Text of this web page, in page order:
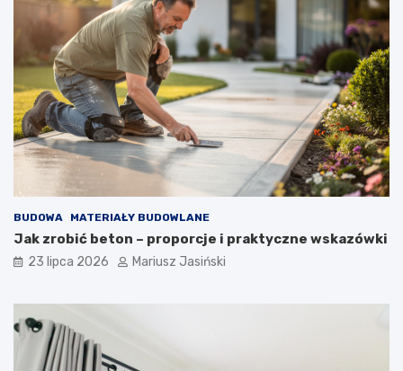
BUDOWA MATERIAŁY BUDOWLANE
Jak zrobić beton – proporcje i praktyczne wskazówki
23 lipca 2026 Mariusz Jasiński